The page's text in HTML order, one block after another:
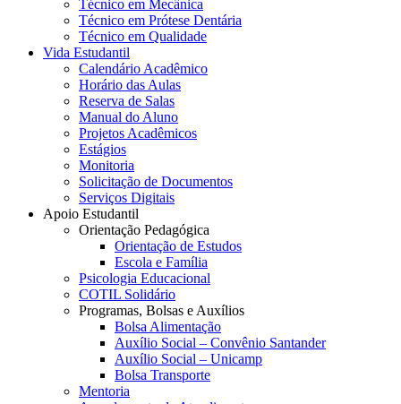
Técnico em Mecânica
Técnico em Prótese Dentária
Técnico em Qualidade
Vida Estudantil
Calendário Acadêmico
Horário das Aulas
Reserva de Salas
Manual do Aluno
Projetos Acadêmicos
Estágios
Monitoria
Solicitação de Documentos
Serviços Digitais
Apoio Estudantil
Orientação Pedagógica
Orientação de Estudos
Escola e Família
Psicologia Educacional
COTIL Solidário
Programas, Bolsas e Auxílios
Bolsa Alimentação
Auxílio Social – Convênio Santander
Auxílio Social – Unicamp
Bolsa Transporte
Mentoria